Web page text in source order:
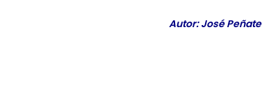
Autor: José Peñate